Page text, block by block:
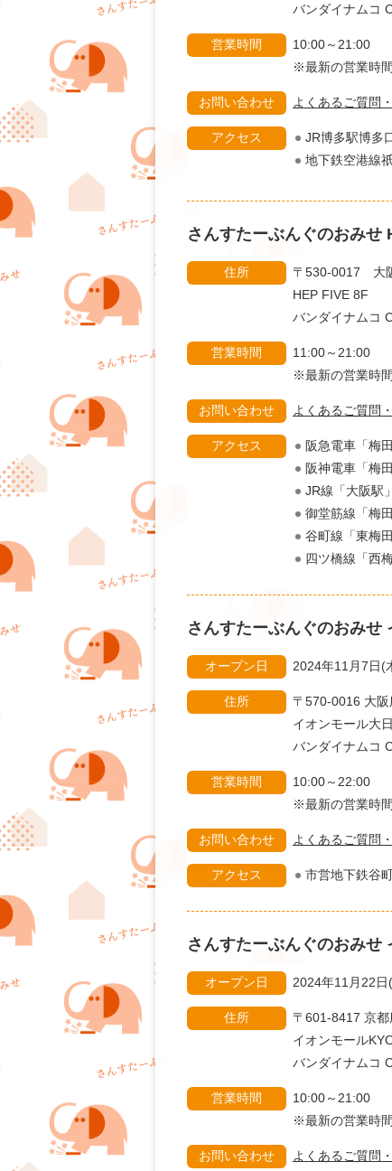
バンダイナムコ
営業時間
10:00～21:00
※最新の営業
お問い合わせ よくあるご質問
アクセス
JR博多駅博多
地下鉄空港線
さんすたーぶんぐのおみせ
住所
〒530-0017 大
HEP FIVE 8F
バンダイナムコ
営業時間
11:00～21:00
※最新の営業
お問い合わせ よくあるご質問
アクセス
阪急電車「梅
阪神電車「梅
JR線「大阪駅
御堂筋線「梅
谷町線「東梅
四ツ橋線「西
さんすたーぶんぐのおみせ
オープン日 2024年11月7日(
住所
〒570-0016 大
イオンモール大
バンダイナムコ
営業時間
10:00～22:00
※最新の営業
お問い合わせ よくあるご質問
アクセス 市営地下鉄谷
さんすたーぶんぐのおみせ
オープン日 2024年11月22日
住所
〒601-8417 京
イオンモール
バンダイナムコ
営業時間
10:00～21:00
※最新の営業
お問い合わせ よくあるご質問